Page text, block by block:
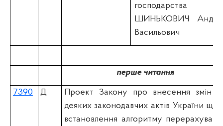
господарства
ШИНЬКОВИЧ
Васильович
перше читання
7390 Д
Проект Закону про внесення змін
деяких законодавчих актів України
встановлення алгоритму